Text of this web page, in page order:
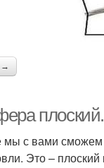
→
мы с вами
Это –